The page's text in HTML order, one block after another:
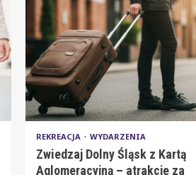
REKREACJA WYDARZENIA
Zwiedzaj Dolny Śląsk z Kartą
Aglomeracyjną – atrakcje za